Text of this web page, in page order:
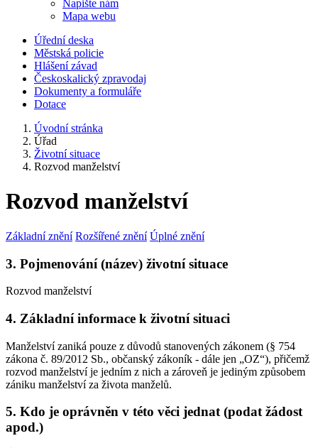
Napište nám
Mapa webu
Úřední deska
Městská policie
Hlášení závad
Českoskalický zpravodaj
Dokumenty a formuláře
Dotace
Úvodní stránka
Úřad
Životní situace
Rozvod manželství
Rozvod manželství
Základní znění Rozšířené znění Úplné znění
3. Pojmenování (název) životní situace
Rozvod manželství
4. Základní informace k životní situaci
Manželství zaniká pouze z důvodů stanovených zákonem (§ 754
zákona č. 89/2012 Sb., občanský zákoník - dále jen „OZ“), přičemž
rozvod manželství je jedním z nich a zároveň je jediným způsobem
zániku manželství za života manželů.
5. Kdo je oprávněn v této věci jednat (podat žádost
apod.)